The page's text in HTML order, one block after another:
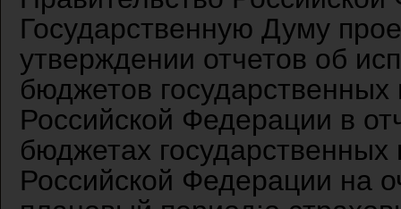
Государственную Думу
утверждении отчетов об
бюджетов
Российской Федерации в
бюджетах
Российской Федерации на